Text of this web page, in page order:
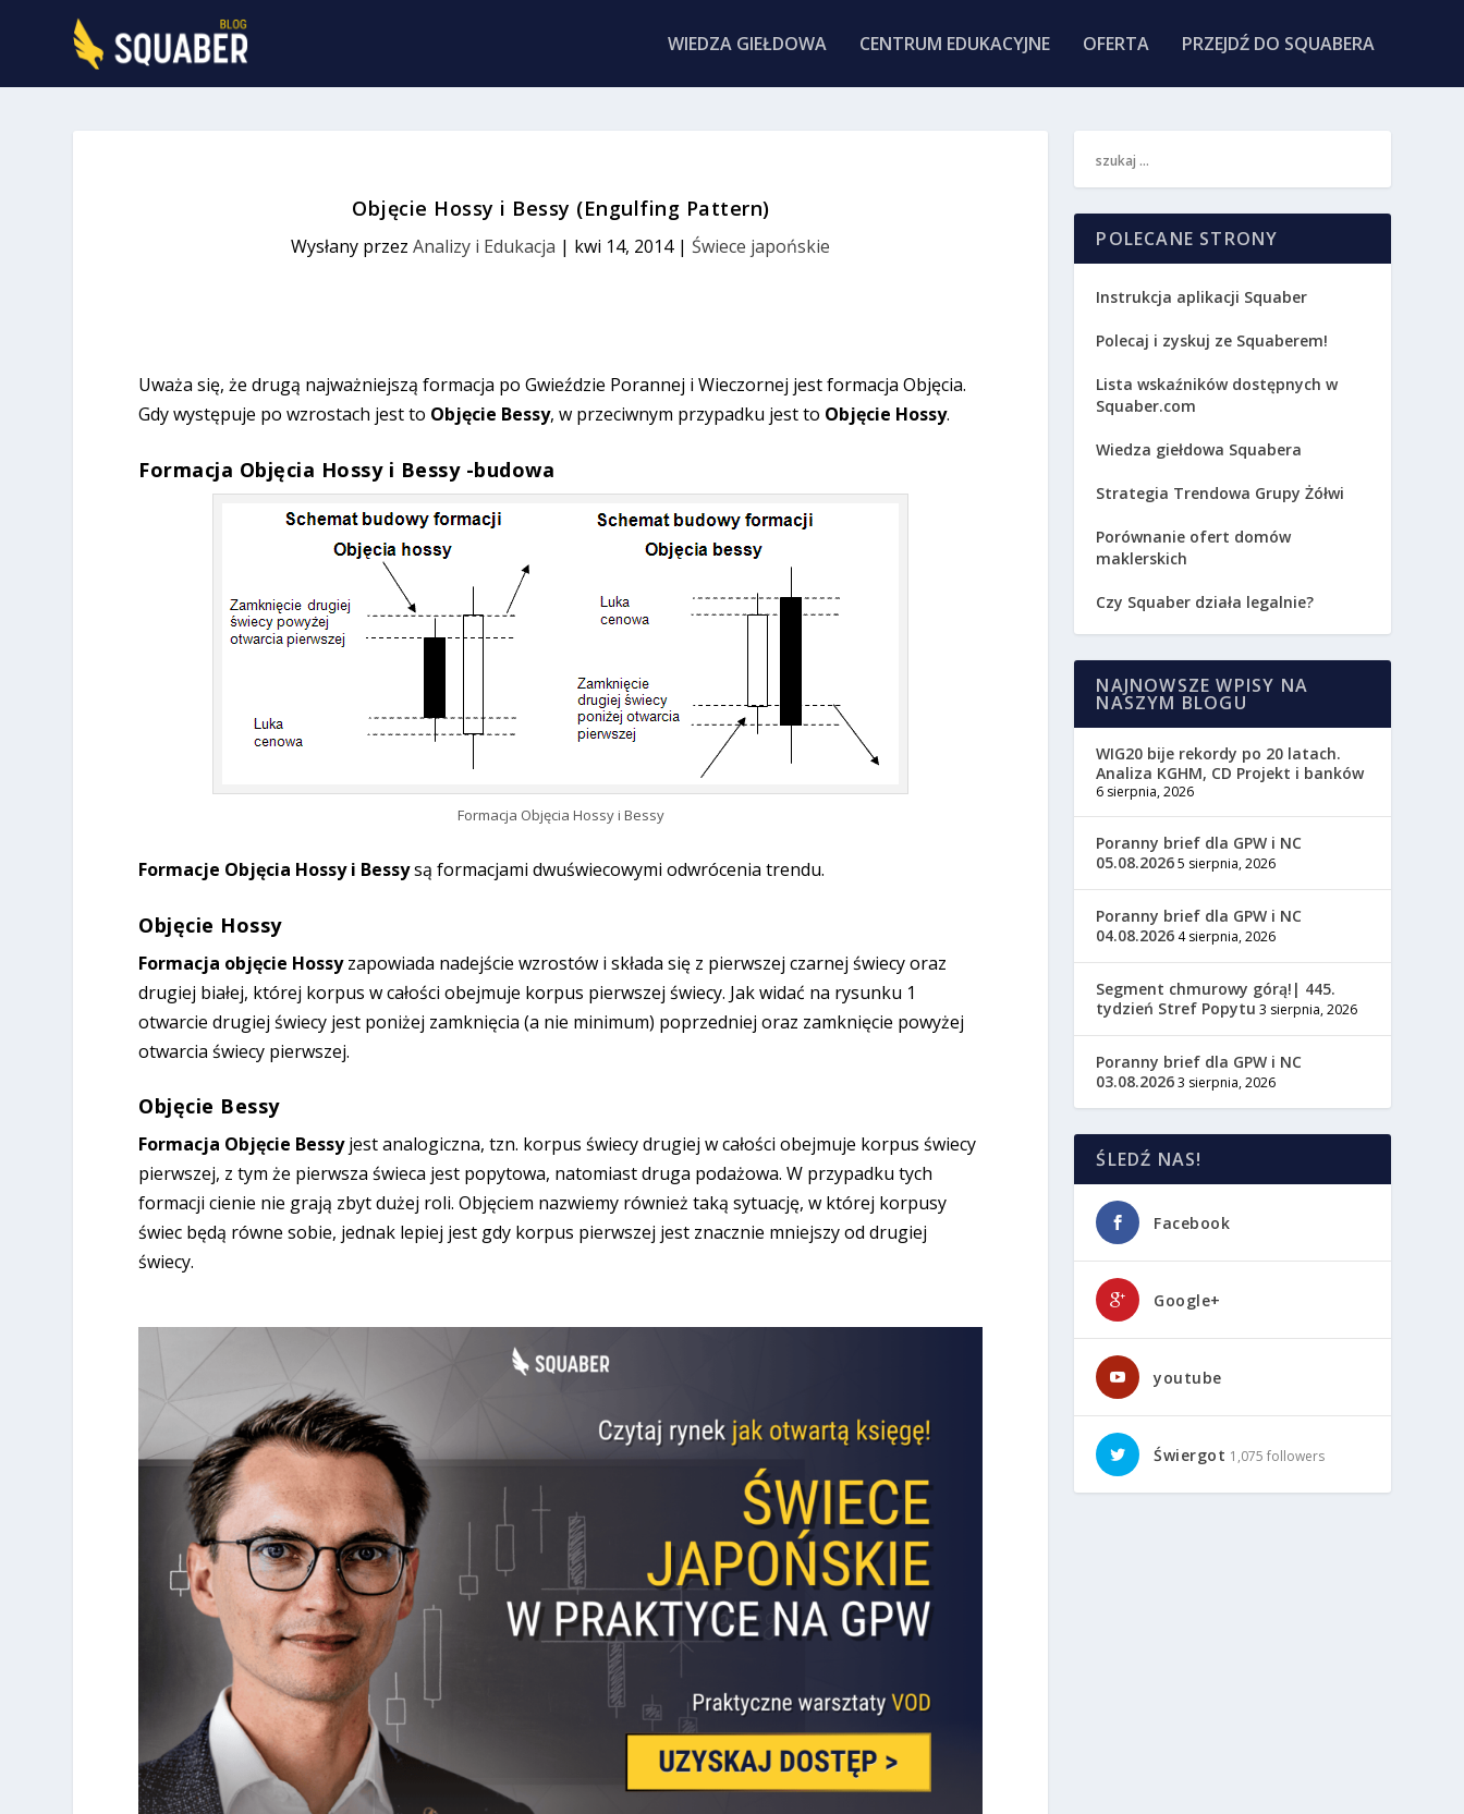
WIEDZA GIEŁDOWA CENTRUM EDUKACYJNE OFERTA PRZEJDŹ DO SQUABERA
Objęcie Hossy i Bessy (Engulfing Pattern)
Wysłany przezAnalizy i Edukacja | kwi 14, 2014| Świece japońskie
Uważa się, że drugą najważniejszą formacja po Gwieździe Porannej i Wieczornej jest formacja Objęcia.
Gdy występuje po wzrostach jest to Objęcie Bessy, w przeciwnym przypadku jest to Objęcie Hossy.
Formacja Objęcia Hossy i Bessy -budowa
Formacja Objęcia Hossy i Bessy
Formacje Objęcia Hossy i Bessysą formacjami dwuświecowymi odwrócenia trendu.
Objęcie Hossy
Formacja objęcie Hossyzapowiada nadejście wzrostów i składa się z pierwszej czarnej świecy oraz
drugiej białej, której korpus w całości obejmuje korpus pierwszej świecy. Jak widać na rysunku 1
otwarcie drugiej świecy jest poniżej zamknięcia (a nie minimum) poprzedniej oraz zamknięcie powyżej
otwarcia świecy pierwszej.
Objęcie Bessy
Formacja Objęcie Bessyjest analogiczna, tzn. korpus świecy drugiej w całości obejmuje korpus świecy
pierwszej, z tym że pierwsza świeca jest popytowa, natomiast druga podażowa. W przypadku tych
formacji cienie nie grają zbyt dużej roli. Objęciem nazwiemy również taką sytuację, w której korpusy
świec będą równe sobie, jednak lepiej jest gdy korpus pierwszej jest znacznie mniejszy od drugiej
świecy.
POLECANE STRONY
Instrukcja aplikacji Squaber
Polecaj i zyskuj ze Squaberem!
Lista wskaźników dostępnych w
Squaber.com
Wiedza giełdowa Squabera
Strategia Trendowa Grupy Żółwi
Porównanie ofert domów
maklerskich
Czy Squaber działa legalnie?
NAJNOWSZE WPISY NA
NASZYM BLOGU
WIG20 bije rekordy po 20 latach.
Analiza KGHM, CD Projekt i banków
6 sierpnia, 2026
Poranny brief dla GPW i NC
05.08.20265 sierpnia, 2026
Poranny brief dla GPW i NC
04.08.2026 4 sierpnia, 2026
Segment chmurowy górą!| 445.
tydzień Stref Popytu 3 sierpnia, 2026
Poranny brief dla GPW i NC
03.08.20263 sierpnia, 2026
ŚLEDŹ NAS!
Facebook
Google+
youtube
Świergot 1,075 followers